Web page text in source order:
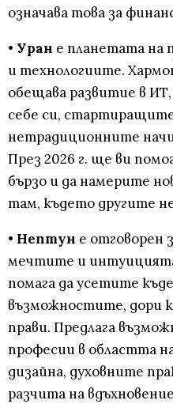
означава това за
• Уран е планетата на
и технологиите.
обещава развитие в
себе си,
нетрадиционните
През 2026 г. ще ви
бързо и да намерите
там, където другите
• Нептун е отговорен
мечтите и
помага да усетите
възможностите, дори
прави. Предлага
професии в областта
дизайна, духовните
разчита на